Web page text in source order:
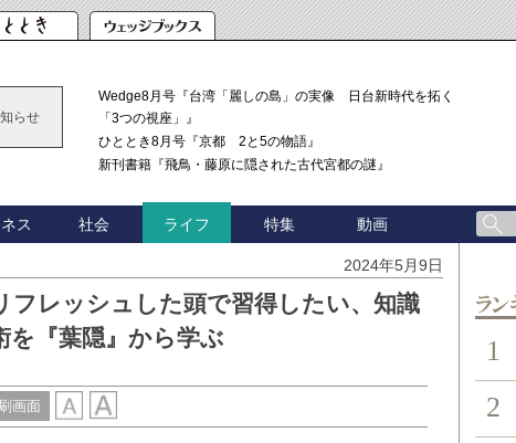
らせ
Wedge8月号『台湾「麗しの島」の実像 日台新時代を拓く
「3つの視座」』
ひととき8月号『京都 2と5の物語』
新刊書籍『飛鳥・藤原に隠された古代宮都の謎』
ス 社会 ライフ 特集 動画
2024年5月9日
フレッシュした頭で習得したい、知識
を『葉隠』から学ぶ
画面
1
2